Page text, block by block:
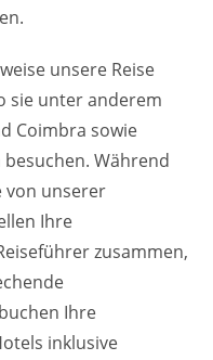
unsere Reise
sie unter anderem
Coimbra sowie
Während
von unserer
Ihre
zusammen,
Ihre
inklusive